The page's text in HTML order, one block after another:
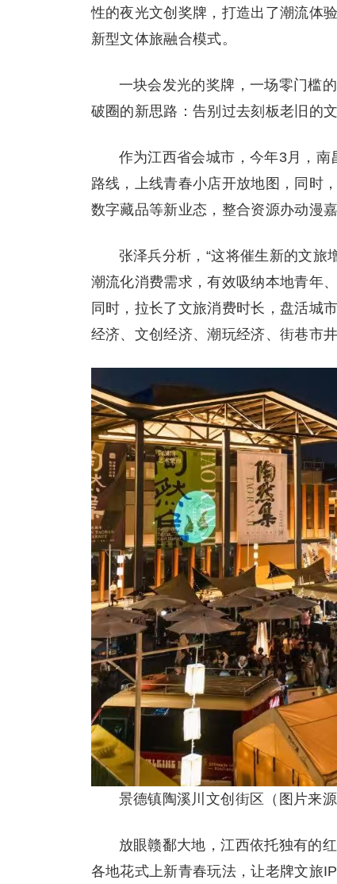
性的夜光文创奖牌，打造出了潮流体
新型文体旅融合模式。
一块会发光的奖牌，一场零门槛
破圈的新思路：告别过去刻板老旧的
作为江西省会城市，今年3月，南
路线，上线青春小店开放地图，同时
数字藏品等新业态，整合资源办动漫
张泽兵分析，“这将催生新的文旅
潮流化消费需求，有效吸纳本地青年
同时，拉长了文旅消费时长，盘活城
经济、文创经济、潮玩经济、街巷市
景德镇陶溪川文创街区（图片来
放眼赣鄱大地，江西依托独有的
各地花式上新青春玩法，让老牌文旅IP